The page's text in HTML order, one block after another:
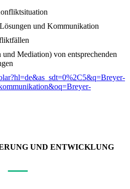
und Kommunikation
Mediation) von entsprechenden
UND ENTWICKLUNG
—